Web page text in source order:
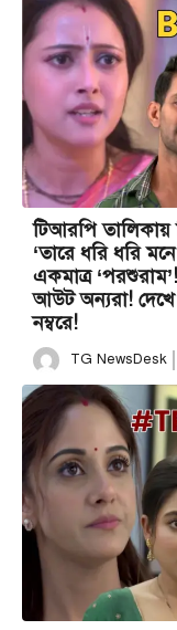
টিআরপি তালিকায়
‘তারে ধরি ধরি
একমাত্র
আউট অন্যরা!
নম্বরে!
TG NewsDesk